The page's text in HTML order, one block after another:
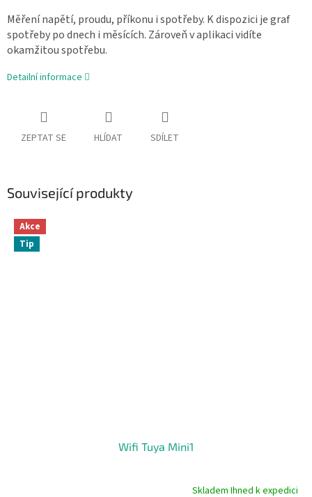
Měření napětí, proudu, příkonu i spotřeby. K dispozici je graf
spotřeby po dnech i měsících. Zároveň v aplikaci vidíte
okamžitou spotřebu.
Detailní informace
ZEPTAT SE HLÍDAT SDÍLET
Související produkty
Akce
Tip
Wifi Tuya Mini1
Skladem Ihned k expedici